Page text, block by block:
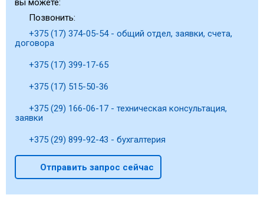
вы можете:
Позвонить:
+375 (17) 374-05-54 - общий отдел, заявки, счета,
договора
+375 (17) 399-17-65
+375 (17) 515-50-36
+375 (29) 166-06-17 - техническая консультация,
заявки
+375 (29) 899-92-43 - бухгалтерия
Отправить запрос сейчас